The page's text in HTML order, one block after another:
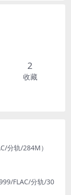
2
收藏
分轨/284M）
FLAC/分轨/30